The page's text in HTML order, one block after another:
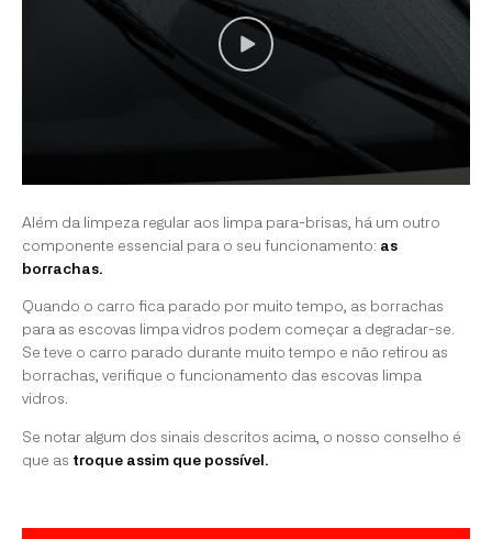
Além da limpeza regular aos limpa para-brisas, há um outro
componente essencial para o seu funcionamento: as
borrachas.
Quando o carro fica parado por muito tempo, as borrachas
para as escovas limpa vidros podem começar a degradar-se.
Se teve o carro parado durante muito tempo e não retirou as
borrachas, verifique o funcionamento das escovas limpa
vidros.
Se notar algum dos sinais descritos acima, o nosso conselho é
que as troque assim que possível.